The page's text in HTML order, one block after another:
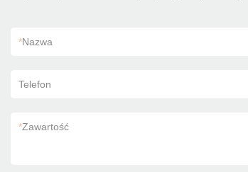
*Nazwa
Telefon
*Zawartość